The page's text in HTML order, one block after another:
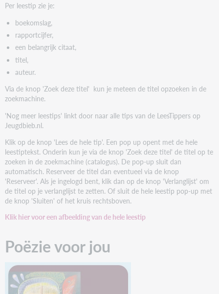
Per leestip zie je:
boekomslag,
rapportcijfer,
een belangrijk citaat,
titel,
auteur.
Via de knop 'Zoek deze titel' kun je meteen de titel opzoeken in de
zoekmachine.
'Nog meer leestips' linkt door naar alle tips van de LeesTippers op
Jeugdbieb.nl.
Klik op de knop 'Lees de hele tip'. Een pop up opent met de hele
leestiptekst. Onderin kun je via de knop 'Zoek deze titel' de titel op te
zoeken in de zoekmachine (catalogus). De pop-up sluit dan
automatisch. Reserveer de titel dan eventueel via de knop
'Reserveer'. Als je ingelogd bent, klik dan op de knop 'Verlanglijst' om
de titel op je verlanglijst te zetten. Of sluit de hele leestip pop-up met
de knop 'Sluiten' of het kruis rechtsboven.
Klik hier voor een afbeelding van de hele leestip
Poëzie voor jou